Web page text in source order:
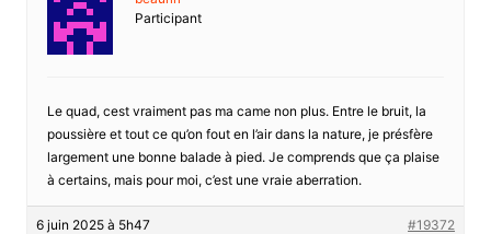
Participant
Le quad, cest vraiment pas ma came non plus. Entre le bruit, la
poussière et tout ce qu’on fout en l’air dans la nature, je présfère
largement une bonne balade à pied. Je comprends que ça plaise
à certains, mais pour moi, c’est une vraie aberration.
6 juin 2025 à 5h47 #19372